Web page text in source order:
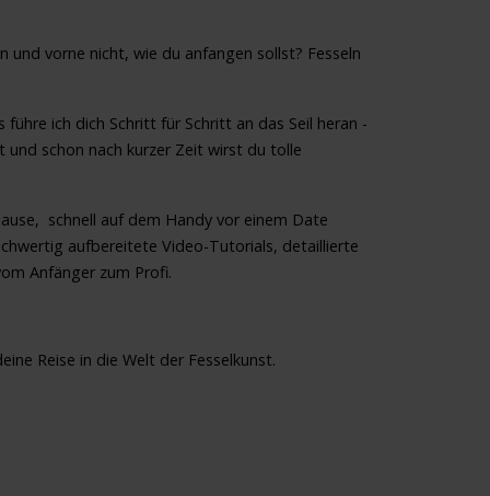
vorne nicht, wie du anfangen sollst? Fesseln
ich dich Schritt für Schritt an das Seil heran -
schon nach kurzer Zeit wirst du tolle
schnell auf dem Handy vor einem Date
aufbereitete Video-Tutorials, detaillierte
Anfänger zum Profi.
Reise in die Welt der Fesselkunst.